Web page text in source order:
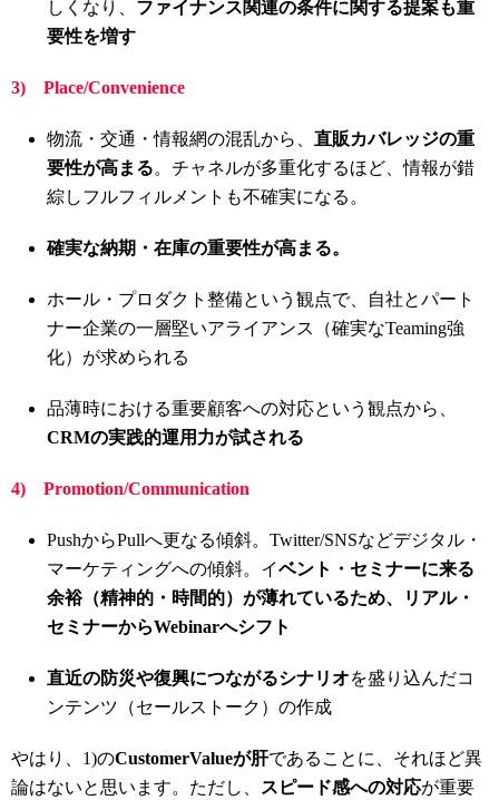
しくなり、 ファイナンス関連の条件に関する提案も重
要性を増す
3) Place/Convenience
物流・交通・情報網の混乱から、 直販カバレッジの重
要性が高まる。チャネルが多重化するほど、情報が錯
綜しフルフィルメントも不確実になる。
確実な納期・在庫の重要性が高まる。
ホール・プロダクト整備という観点で、自社とパート
ナー企業の一層堅いアライアンス（確実なTeaming強
化）が求められる
品薄時における重要顧客への対応という観点から、
CRMの実践的運用力が試される
4) Promotion/Communication
PushからPullへ更なる傾斜。Twitter/SNSなどデジタル・
マーケティングへの傾斜。イベント・セミナーに来る
余裕（精神的・時間的）が薄れているため、リアル・
セミナーからWebinarへシフト
直近の防災や復興につながるシナリオを盛り込んだコ
ンテンツ（セールストーク）の作成
やはり、1)のCustomerValueが肝であることに、それほど異
論はないと思います。ただし、
スピード感への対応が重要